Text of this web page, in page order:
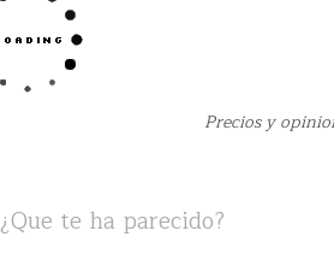
Precios y
¿Que te ha parecido?